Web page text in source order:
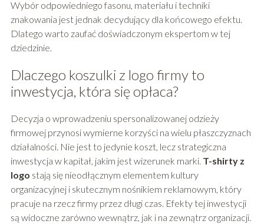
Wybór odpowiedniego fasonu, materiału i techniki
znakowania jest jednak decydujący dla końcowego efektu.
Dlatego warto zaufać doświadczonym ekspertom w tej
dziedzinie.
Dlaczego koszulki z logo firmy to
inwestycja, która się opłaca?
Decyzja o wprowadzeniu spersonalizowanej odzieży
firmowej przynosi wymierne korzyści na wielu płaszczyznach
działalności. Nie jest to jedynie koszt, lecz strategiczna
inwestycja w kapitał, jakim jest wizerunek marki. T-shirty z
logo stają się nieodłącznym elementem kultury
organizacyjnej i skutecznym nośnikiem reklamowym, który
pracuje na rzecz firmy przez długi czas. Efekty tej inwestycji
są widoczne zarówno wewnątrz, jak i na zewnątrz organizacji.